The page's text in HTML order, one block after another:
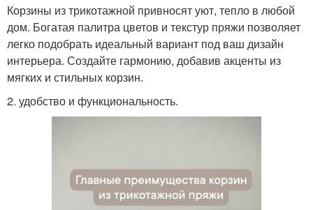
Корзины из трикотажной привносят уют, тепло в любой
дом. Богатая палитра цветов и текстур пряжи позволяет
легко подобрать идеальный вариант под ваш дизайн
интерьера. Создайте гармонию, добавив акценты из
мягких и стильных корзин.
2. удобство и функциональность.